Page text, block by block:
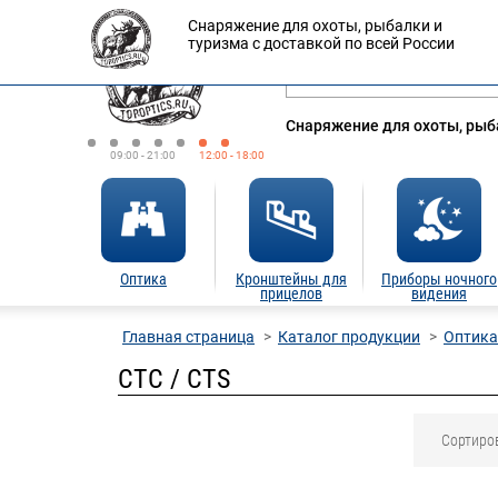
09:00 - 21:00 12:00 - 18:00
Оплата Доставка
Снаряжение для охоты,
Оптика
Кронштейны для
прицелов
Приборы ночного
видения
Снаряжение для охоты, рыбалки и
туризма с доставкой по всей России
Главная страница Каталог продукции Оптика
CTC / CTS